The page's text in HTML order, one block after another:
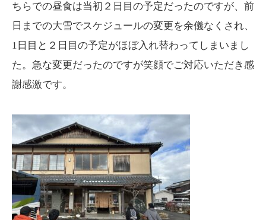
ちらでの昼食は当初２日目の予定だったのですが、前
日までの大雪でスケジュールの変更を余儀なくされ、
1日目と２日目の予定がほぼ入れ替わってしまいまし
た。急な変更だったのですが笑顔でご対応いただき感
謝感激です。